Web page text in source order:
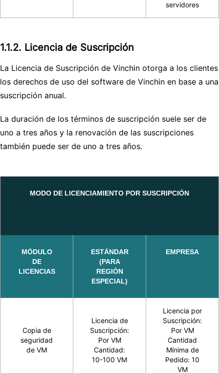
servidores
1.1.2. Licencia de Suscripción
La Licencia de Suscripción de Vinchin otorga a los clientes
los derechos de uso del software de Vinchin en base a una
suscripción anual.
La duración de los términos de suscripción suele ser de
uno a tres años y la renovación de las suscripciones
también puede ser de uno a tres años.
MODO DE LICENCIAMIENTO POR SUSCRIPCIÓN
MÓDULO
DE
LICENCIAS
ESTÁNDAR
(PARA
REGIÓN
ESPECIAL)
EMPRESA
Copia de
seguridad
de VM
Licencia de
Suscripción:
Por VM
Cantidad:
10-100 VM
Licencia por
Suscripción:
Por VM
Cantidad
Mínima de
Pedido: 10
VM